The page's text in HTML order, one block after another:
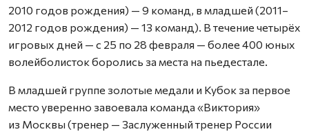
2010 годов рождения) — 9 команд, в младшей (2011–
2012 годов рождения) — 13 команд). В течение четырёх
игровых дней — с 25 по 28 февраля — более 400 юных
волейболисток боролись за места на пьедестале.
В младшей группе золотые медали и Кубок за первое
место уверенно завоевала команда «Виктория»
из Москвы (тренер — Заслуженный тренер России